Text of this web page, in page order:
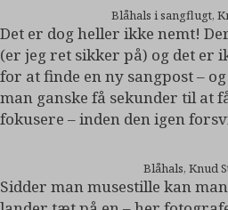
Blåhals i sangflugt,
Det er dog heller ikke nemt!
(er jeg ret sikker på) og det er
for at finde en ny sangpost –
man ganske få sekunder til at
fokusere – inden den igen
Blåhals, Knud
Sidder man musestille kan